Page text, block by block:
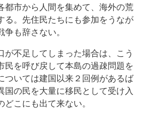
都市から人間を集めて、海外の荒
る。先住民たちにも参加をうなが
も辞さない。
が不足してしまった場合は、こう
民を呼び戻して本島の過疎問題を
ついては建国以来２回例があるば
国の民を大量に移民として受け入
こにも出て来ない。